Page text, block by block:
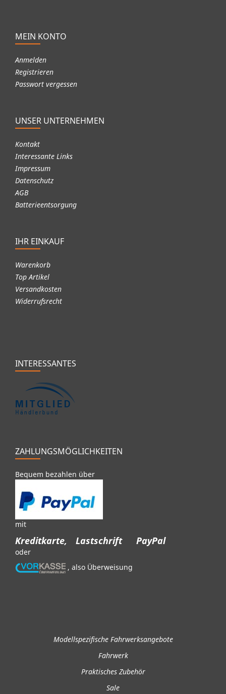
MEIN KONTO
Anmelden
Registrieren
Passwort vergessen
UNSER UNTERNEHMEN
Kontakt
Interessante Links
Impressum
Datenschutz
AGB
Batterieentsorgung
IHR EINKAUF
Warenkorb
Top Artikel
Versandkosten
Widerrufsrecht
INTERESSANTES
ZAHLUNGSMÖGLICHKEITEN
Bequem bezahlen über
mit
Kreditkarte, Lastschrift PayPal
oder
, also Überweisung
Modellspezifische Fahrwerksangebote
Fahrwerk
Praktisches Zubehör
Sale